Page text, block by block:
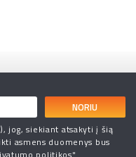
NORIU
jog, siekiant atsakyti į šią
asmens duomenys bus